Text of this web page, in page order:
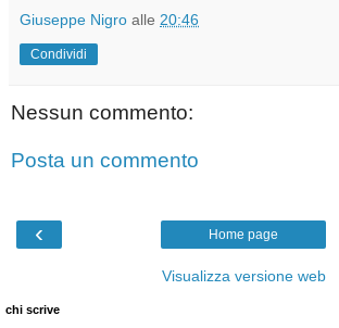
Giuseppe Nigro alle 20:46
Condividi
Nessun commento:
Posta un commento
‹ Home page
Visualizza versione web
chi scrive